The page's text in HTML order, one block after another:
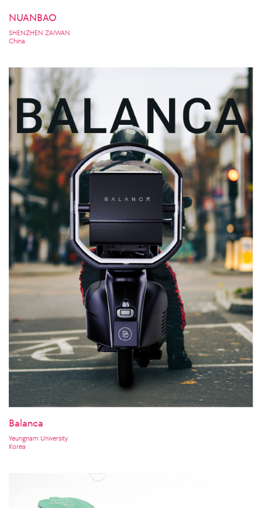
NUANBAO
SHENZHEN ZAIWAN
China
Balanca
Yeungnam University
Korea